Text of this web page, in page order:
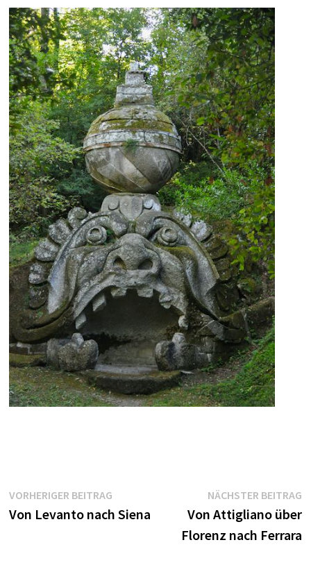
Beitragsnavigation
VORHERIGER BEITRAGVorheriger
Beitrag:
Von Levanto nach Siena
NÄCHSTER BEITRAG
Von Attigliano über
Florenz nach Ferrara